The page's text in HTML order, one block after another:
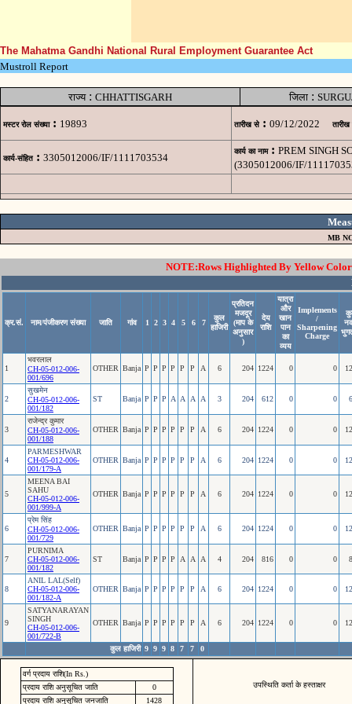
The Mahatma Gandhi National Rural Employment Guarantee Act
Mustroll Report
राज्य: CHHATTISGARH जिला :
मस्टर रोल संख्या : 19893 तारीख से : 09/12/2022 तारीख
कार्य-संहित : 3305012006/IF/1111703534
कार्य का नाम : PREM SINGH
(3305012006/IF/
MB
NOTE:Rows Highlighted By Yellow
क्र.सं. नाम/पंजीकरण संख्या जाति गांव 1 2 3 4 5 6 7
कुल
हाजिरी
प्रतिदन
मजदूर
(माप के
अनुसार
)
देय
राशि
यात्रा
और
खान
पान
का
व्यय
Implements
/
Sharpening
Charge
1
भवरलाल
CH-05-012-006-
001/696
OTHER Banja P P P P P P A 6 204 1224 0 0
2
सुखमेन
CH-05-012-006-
001/182
ST Banja P P P A A A A 3 204 612 0 0
3
राजेन्‍द्र कुमार
CH-05-012-006-
001/188
OTHER Banja P P P P P P A 6 204 1224 0 0
4
PARMESHWAR
CH-05-012-006-
001/179-A
OTHER Banja P P P P P P A 6 204 1224 0 0
5
MEENA BAI
SAHU
CH-05-012-006-
001/999-A
OTHER Banja P P P P P P A 6 204 1224 0 0
6
प्रेम सिंह
CH-05-012-006-
001/729
OTHER Banja P P P P P P A 6 204 1224 0 0
7
PURNIMA
CH-05-012-006-
001/182
ST Banja P P P P A A A 4 204 816 0 0
8
ANIL LAL(Self)
CH-05-012-006-
001/182-A
OTHER Banja P P P P P P A 6 204 1224 0 0
9
SATYANARAYAN
SINGH
CH-05-012-006-
001/722-B
OTHER Banja P P P P P P A 6 204 1224 0 0
कुल हाजिरी 9 9 9 8 7 7 0
वर्ग प्रदाय राशि(In Rs.)
प्रदाय राशि अनुसूचित जाति
0
प्रदाय राशि अनुसूचित जनजाति
1428
उपस्थिति कर्ता के हस्ताक्षर